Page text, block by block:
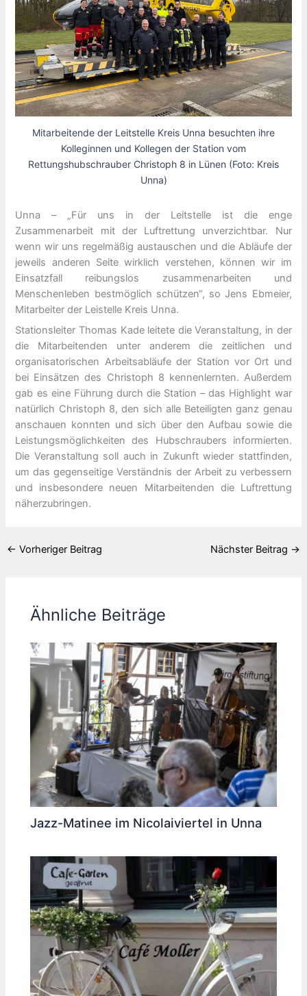
Mitarbeitende der Leitstelle Kreis Unna besuchten ihre
Kolleginnen und Kollegen der Station vom
Rettungshubschrauber Christoph 8 in Lünen (Foto: Kreis
Unna)
Unna – „Für uns in der Leitstelle ist die enge
Zusammenarbeit mit der Luftrettung unverzichtbar. Nur
wenn wir uns regelmäßig austauschen und die Abläufe der
jeweils anderen Seite wirklich verstehen, können wir im
Einsatzfall reibungslos zusammenarbeiten und
Menschenleben bestmöglich schützen“, so Jens Ebmeier,
Mitarbeiter der Leistelle Kreis Unna.
Stationsleiter Thomas Kade leitete die Veranstaltung, in der
die Mitarbeitenden unter anderem die zeitlichen und
organisatorischen Arbeitsabläufe der Station vor Ort und
bei Einsätzen des Christoph 8 kennenlernten. Außerdem
gab es eine Führung durch die Station – das Highlight war
natürlich Christoph 8, den sich alle Beteiligten ganz genau
anschauen konnten und sich über den Aufbau sowie die
Leistungsmöglichkeiten des Hubschraubers informierten.
Die Veranstaltung soll auch in Zukunft wieder stattfinden,
um das gegenseitige Verständnis der Arbeit zu verbessern
und insbesondere neuen Mitarbeitenden die Luftrettung
näherzubringen.
← Vorheriger Beitrag Nächster Beitrag →
Ähnliche Beiträge
Jazz-Matinee im Nicolaiviertel in Unna